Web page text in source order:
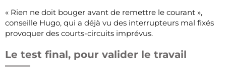
« Rien ne doit bouger avant de remettre le courant »,
conseille Hugo, qui a déjà vu des interrupteurs mal fixés
provoquer des courts-circuits imprévus.
Le test final, pour valider le travail